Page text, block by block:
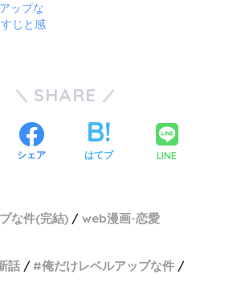
ップな
じと感
SHARE
シェア はてブ LINE
な件(完結)
web漫画-恋愛
話
俺だけレベルアップな件